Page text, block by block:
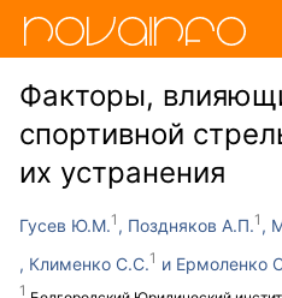
Факторы,
спортивной
их устранения
Гусев Ю.М. Поздняков А.П.
Клименко С.С. Ермоленко